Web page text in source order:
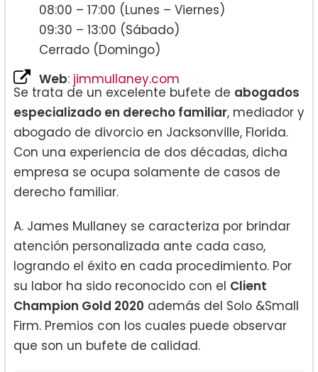
08:00 – 17:00 (Lunes – Viernes)
09:30 – 13:00 (Sábado)
Cerrado (Domingo)
Web: jimmullaney.com
Se trata de un excelente bufete de abogados
especializado en derecho familiar, mediador y
abogado de divorcio en Jacksonville, Florida.
Con una experiencia de dos décadas, dicha
empresa se ocupa solamente de casos de
derecho familiar.
A. James Mullaney se caracteriza por brindar
atención personalizada ante cada caso,
logrando el éxito en cada procedimiento. Por
su labor ha sido reconocido con el Client
Champion Gold 2020 además del Solo &Small
Firm. Premios con los cuales puede observar
que son un bufete de calidad.